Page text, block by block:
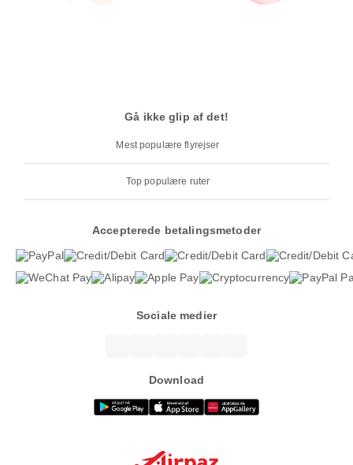
Gå ikke glip af det!
Mest populære flyrejser
Top populære ruter
Accepterede betalingsmetoder
Sociale medier
Download